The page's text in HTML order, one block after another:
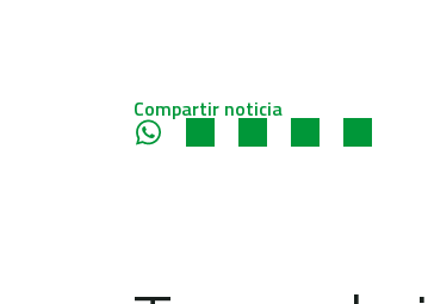
Compartir noticia